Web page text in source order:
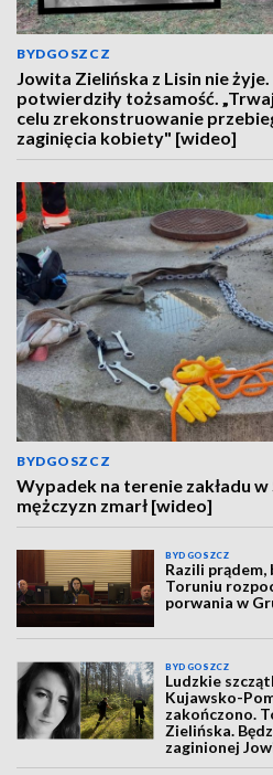
BYDGOSZCZ
Jowita Zielińska z Lisin nie
potwierdziły tożsamość.
celu zrekonstruowanie
zaginięcia kobiety" [wideo]
BYDGOSZCZ
Wypadek na terenie zakładu w
mężczyzn zmarł [wideo]
BYDGOSZCZ
Razili
Toruniu
porwania w
BYDGOSZCZ
Ludzkie
Kujawsko-
zakończono.
Zielińska.
zaginionej
wideo,